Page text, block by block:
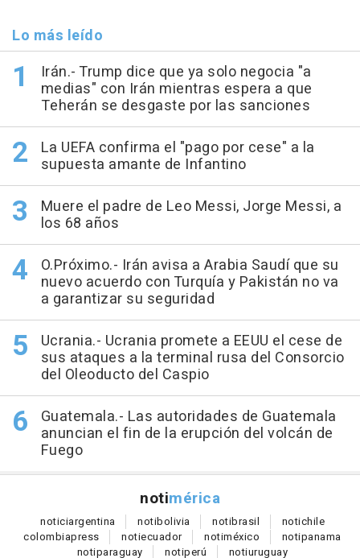
Lo más leído
Irán.- Trump dice que ya solo negocia "a
medias" con Irán mientras espera a que
Teherán se desgaste por las sanciones
La UEFA confirma el "pago por cese" a la
supuesta amante de Infantino
Muere el padre de Leo Messi, Jorge Messi, a
los 68 años
O.Próximo.- Irán avisa a Arabia Saudí que su
nuevo acuerdo con Turquía y Pakistán no va
a garantizar su seguridad
Ucrania.- Ucrania promete a EEUU el cese de
sus ataques a la terminal rusa del Consorcio
del Oleoducto del Caspio
Guatemala.- Las autoridades de Guatemala
anuncian el fin de la erupción del volcán de
Fuego
notimérica
noticiargentina notibolivia notibrasil notichile
colombiapress notiecuador notiméxico notipanama
notiparaguay notiperú notiuruguay